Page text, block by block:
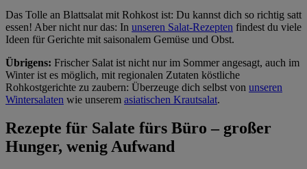
Das Tolle an Blattsalat mit Rohkost ist: Du kannst dich so richtig satt
essen! Aber nicht nur das: In unseren Salat-Rezepten findest du viele
Ideen für Gerichte mit saisonalem Gemüse und Obst.
Übrigens: Frischer Salat ist nicht nur im Sommer angesagt, auch im
Winter ist es möglich, mit regionalen Zutaten köstliche
Rohkostgerichte zu zaubern: Überzeuge dich selbst von unseren
Wintersalaten wie unserem asiatischen Krautsalat.
Rezepte für Salate fürs Büro – großer
Hunger, wenig Aufwand